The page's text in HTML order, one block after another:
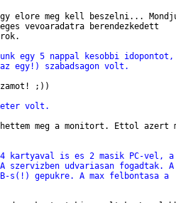
elore meg kell beszelni...
vevoaradatra berendezkedett
egy 5 nappal kesobbi
egy!) szabadsagon volt.
;))
volt.
meg a monitort. Ettol azert
kartyaval is es 2 masik PC-vel, a
udvariasan fogadtak.
s(!) gepukre. A max felbontasa a